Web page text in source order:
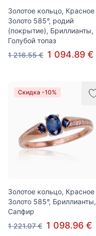
Золотое кольцо, Красное
Золото 585°, родий
(покрытие), Бриллианты,
Голубой топаз
1 216.55 € 1 094.89 €
Скидка -10%
Золотое кольцо, Красное
Золото 585°, Бриллианты,
Сапфир
1 221.07 € 1 098.96 €